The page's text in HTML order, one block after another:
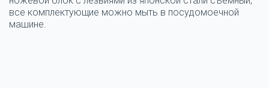
все комплектующие можно мыть в посудомоечной
машине.